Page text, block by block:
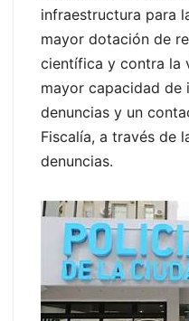
infraestructura para
mayor dotación de
científica y contra la
mayor capacidad de
denuncias y un
Fiscalía, a través de
denuncias.